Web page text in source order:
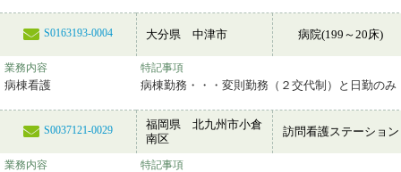
S0163193-0004 大分県 中津市 病院(199～20床)
業務内容
病棟看護
特記事項
病棟勤務・・・変則勤務（２交代制）と日勤のみ
S0037121-0029
福岡県 北九州市小倉
南区
訪問看護ステーション
業務内容 特記事項